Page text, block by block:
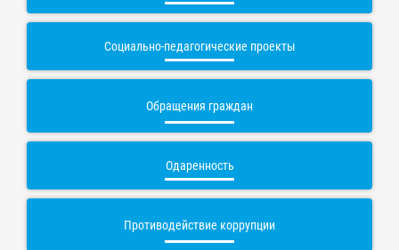
Социально-педагогические проекты
Обращения граждан
Одаренность
Противодействие коррупции